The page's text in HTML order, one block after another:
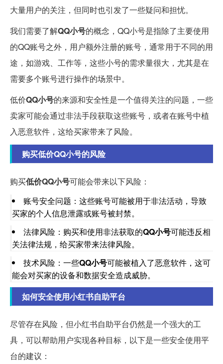
大量用户的关注，但同时也引发了一些疑问和担忧。
我们需要了解QQ小号的概念，QQ小号是指除了主要使用
的QQ账号之外，用户额外注册的账号，通常用于不同的用
途，如游戏、工作等，这些小号的需求量很大，尤其是在
需要多个账号进行操作的场景中。
低价QQ小号的来源和安全性是一个值得关注的问题，一些
卖家可能会通过非法手段获取这些账号，或者在账号中植
入恶意软件，这给买家带来了风险。
购买低价QQ小号的风险
购买低价QQ小号可能会带来以下风险：
账号安全问题：这些账号可能被用于非法活动，导致
买家的个人信息泄露或账号被封禁。
法律风险：购买和使用非法获取的QQ小号可能违反相
关法律法规，给买家带来法律风险。
技术风险：一些QQ小号可能被植入了恶意软件，这可
能会对买家的设备和数据安全造成威胁。
如何安全使用小红书自助平台
尽管存在风险，但小红书自助平台仍然是一个强大的工
具，可以帮助用户实现各种目标，以下是一些安全使用平
台的建议：